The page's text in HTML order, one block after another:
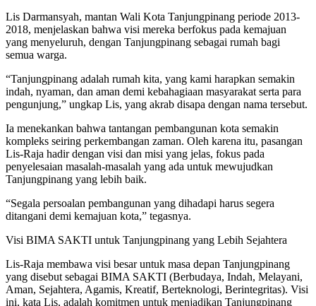
Lis Darmansyah, mantan Wali Kota Tanjungpinang periode 2013-
2018, menjelaskan bahwa visi mereka berfokus pada kemajuan
yang menyeluruh, dengan Tanjungpinang sebagai rumah bagi
semua warga.
“Tanjungpinang adalah rumah kita, yang kami harapkan semakin
indah, nyaman, dan aman demi kebahagiaan masyarakat serta para
pengunjung,” ungkap Lis, yang akrab disapa dengan nama tersebut.
Ia menekankan bahwa tantangan pembangunan kota semakin
kompleks seiring perkembangan zaman. Oleh karena itu, pasangan
Lis-Raja hadir dengan visi dan misi yang jelas, fokus pada
penyelesaian masalah-masalah yang ada untuk mewujudkan
Tanjungpinang yang lebih baik.
“Segala persoalan pembangunan yang dihadapi harus segera
ditangani demi kemajuan kota,” tegasnya.
Visi BIMA SAKTI untuk Tanjungpinang yang Lebih Sejahtera
Lis-Raja membawa visi besar untuk masa depan Tanjungpinang
yang disebut sebagai BIMA SAKTI (Berbudaya, Indah, Melayani,
Aman, Sejahtera, Agamis, Kreatif, Berteknologi, Berintegritas). Visi
ini, kata Lis, adalah komitmen untuk menjadikan Tanjungpinang